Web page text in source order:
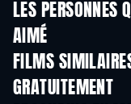
LES PERSONNES
AIMÉ
FILMS
GRATUITEMENT